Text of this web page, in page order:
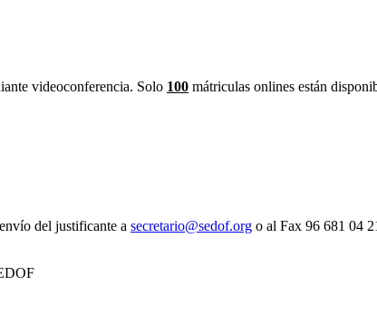
videoconferencia. Solo 100 mátriculas onlines están
del justificante a secretario@sedof.org o al Fax 96 681 04